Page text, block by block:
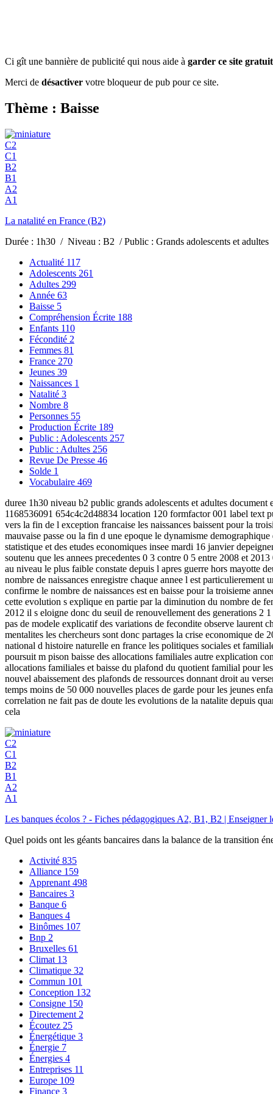
Ci gît une bannière de publicité qui nous aide à garder ce site gratuit
Merci de désactiver votre bloqueur de pub pour ce site.
Thème : Baisse
C2
C1
B2
B1
A2
A1
La natalité en France (B2)
Durée : 1h30 / Niveau : B2 / Public : Grands adolescents et
Actualité 117
Adolescents 261
Adultes 299
Année 63
Baisse 5
Compréhension Écrite 188
Enfants 110
Fécondité 2
Femmes 81
France 270
Jeunes 39
Naissances 1
Natalité 3
Nombre 8
Personnes 55
Production Écrite 189
Public : Adolescents 257
Public : Adultes 256
Revue De Presse 46
Solde 1
Vocabulaire 469
duree 1h30 niveau b2 public grands adolescents et adultes
1168536091 654c4c2d48834 location 120 formfactor 001 label text
vers la fin de l exception francaise les naissances baissent pour la
mauvaise passe ou la fin d une epoque le dynamisme
statistique et des etudes economiques insee mardi 16 janvier
soutenu que les annees precedentes 0 3 contre 0 5 entre 2008 et
au niveau le plus faible constate depuis l apres guerre hors mayotte
nombre de naissances enregistre chaque annee l est
confirme le nombre de naissances est en baisse pour la troisieme
cette evolution s explique en partie par la diminution du nombre de
2012 il s eloigne donc du seuil de renouvellement des generations 2
pas de modele explicatif des variations de fecondite observe laurent
mentalites les chercheurs sont donc partages la crise economique
national d histoire naturelle en france les politiques sociales et
poursuit m pison baisse des allocations familiales autre explication
allocations familiales et baisse du plafond du quotient familial pour
nouvel abaissement des plafonds de ressources donnant droit au
temps moins de 50 000 nouvelles places de garde pour les jeunes
correlation ne fait pas de doute les evolutions de la natalite depuis
cela
C2
C1
B2
B1
A2
A1
Les banques écolos ? - Fiches pédagogiques A2, B1, B2 |
Quel poids ont les géants bancaires dans la balance de la transition
Activité 835
Alliance 159
Apprenant 498
Bancaires 3
Banque 6
Banques 4
Binômes 107
Bnp 2
Bruxelles 61
Climat 13
Climatique 32
Commun 101
Conception 132
Consigne 150
Directement 2
Écoutez 25
Énergétique 3
Énergie 7
Énergies 4
Entreprises 11
Europe 109
Finance 3